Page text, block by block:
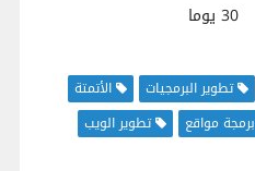
30 يوما
تطوير البرمجيات
الأتمتة
برمجة مواقع
تطوير الويب